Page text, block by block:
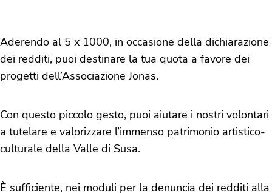
Aderendo al 5 x 1000, in occasione della dichiarazione
dei redditi, puoi destinare la tua quota a favore dei
progetti dell’Associazione Jonas.
Con questo piccolo gesto, puoi aiutare i nostri volontari
a tutelare e valorizzare l’immenso patrimonio artistico-
culturale della Valle di Susa.
È sufficiente, nei moduli per la denuncia dei redditi alla